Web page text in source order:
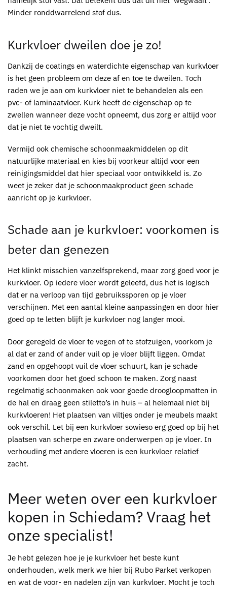
Minder ronddwarrelend stof dus.
Kurkvloer dweilen doe je zo!
Dankzij de coatings en waterdichte eigenschap van kurkvloer
is het geen probleem om deze af en toe te dweilen. Toch
raden we je aan om kurkvloer niet te behandelen als een
pvc- of laminaatvloer. Kurk heeft de eigenschap op te
zwellen wanneer deze vocht opneemt, dus zorg er altijd voor
dat je niet te vochtig dweilt.
Vermijd ook chemische schoonmaakmiddelen op dit
natuurlijke materiaal en kies bij voorkeur altijd voor een
reinigingsmiddel dat hier speciaal voor ontwikkeld is. Zo
weet je zeker dat je schoonmaakproduct geen schade
aanricht op je kurkvloer.
Schade aan je kurkvloer: voorkomen is
beter dan genezen
Het klinkt misschien vanzelfsprekend, maar zorg goed voor je
kurkvloer. Op iedere vloer wordt geleefd, dus het is logisch
dat er na verloop van tijd gebruikssporen op je vloer
verschijnen. Met een aantal kleine aanpassingen en door hier
goed op te letten blijft je kurkvloer nog langer mooi.
Door geregeld de vloer te vegen of te stofzuigen, voorkom je
al dat er zand of ander vuil op je vloer blijft liggen. Omdat
zand en opgehoopt vuil de vloer schuurt, kan je schade
voorkomen door het goed schoon te maken. Zorg naast
regelmatig schoonmaken ook voor goede droogloopmatten in
de hal en draag geen stiletto’s in huis – al helemaal niet bij
kurkvloeren! Het plaatsen van viltjes onder je meubels maakt
ook verschil. Let bij een kurkvloer sowieso erg goed op bij het
plaatsen van scherpe en zware onderwerpen op je vloer. In
verhouding met andere vloeren is een kurkvloer relatief
zacht.
Meer weten over een kurkvloer
kopen in Schiedam? Vraag het
onze specialist!
Je hebt gelezen hoe je je kurkvloer het beste kunt
onderhouden, welk merk we hier bij Rubo Parket verkopen
en wat de voor- en nadelen zijn van kurkvloer. Mocht je toch